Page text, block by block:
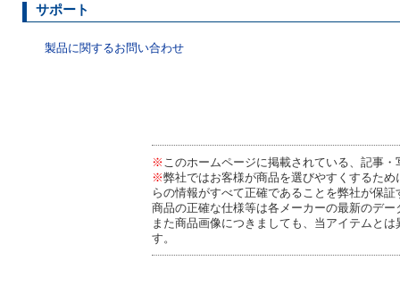
サポート
製品に関するお問い合わせ
※ このホームページに掲載されている、記事
※弊社ではお客様が商品を選びやすくするた
らの情報がすべて正確であることを弊社が保
商品の正確な仕様等は各メーカーの最新のデ
また商品画像につきましても、当アイテムと
す。